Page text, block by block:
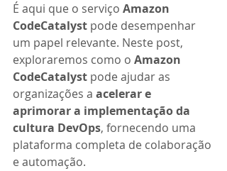
É aqui que o serviço Amazon
CodeCatalyst pode desempenhar
um papel relevante. Neste post,
exploraremos como o Amazon
CodeCatalyst pode ajudar as
organizações a acelerar e
aprimorar a implementação da
cultura DevOps, fornecendo uma
plataforma completa de colaboração
e automação.